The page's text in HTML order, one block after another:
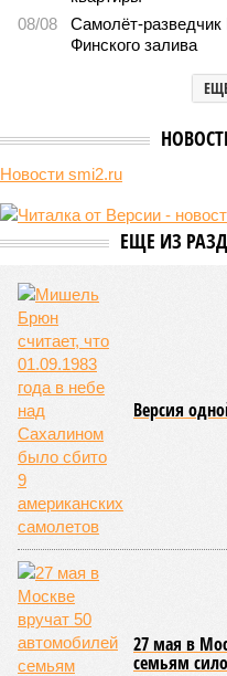
08/08
Самолёт-
Финского залива
Новости smi2.ru
ЕЩЕ ИЗ
Версия
27 мая в
семьям